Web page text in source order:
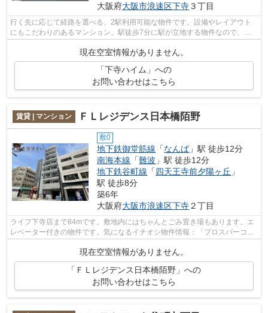
大阪府大阪市浪速区下寺３丁目
行く先に応じて経路を選べる、2駅利用可能な物件です。設備やレイアウト
にもこだわりのあるマンション。駅徒歩7分に駅が立地する物件なので、電
車を多く利用する方にとって便利です。...
現在空室情報がありません。
「下寺ハイム」への
お問い合わせはこちら
賃貸 | マンション ＦＬレジデンス日本橋陌野
敷0
地下鉄御堂筋線 「なんば」駅 徒歩12分
南海本線 「難波 」駅 徒歩12分
地下鉄谷町線 「四天王寺前夕陽ヶ丘 」
駅 徒歩8分
築6年
大阪府大阪市浪速区下寺２丁目
ライフ下寺店まで84mです。敷地内にはちゃんとごみ置き場もあります。エ
レベーター付きの物件です。気になるイチオシ物件情報：「プロスパーコー
現在空室情報がありません。
「ＦＬレジデンス日本橋陌野」への
お問い合わせはこちら